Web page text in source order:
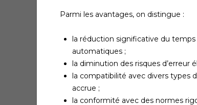
Parmi les avantages, on distingue :
la réduction significative du temps
automatiques ;
la diminution des risques d’erreur
la compatibilité avec divers types
accrue ;
la conformité avec des normes